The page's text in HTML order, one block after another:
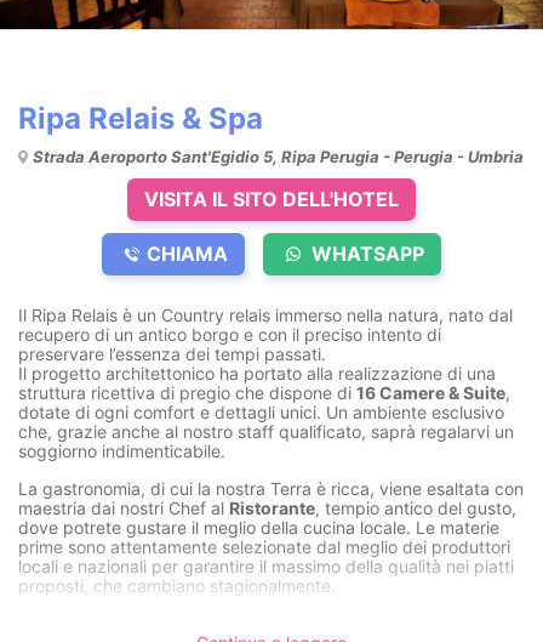
Ripa Relais & Spa
Strada Aeroporto Sant'Egidio 5, Ripa Perugia - Perugia - Umbria
VISITA IL SITO DELL'HOTEL
CHIAMA WHATSAPP
Il Ripa Relais è un Country relais immerso nella natura, nato dal
recupero di un antico borgo e con il preciso intento di
preservare l’essenza dei tempi passati.
Il progetto architettonico ha portato alla realizzazione di una
struttura ricettiva di pregio che dispone di 16 Camere & Suite,
dotate di ogni comfort e dettagli unici. Un ambiente esclusivo
che, grazie anche al nostro staff qualificato, saprà regalarvi un
soggiorno indimenticabile.
La gastronomia, di cui la nostra Terra è ricca, viene esaltata con
maestria dai nostri Chef al Ristorante, tempio antico del gusto,
dove potrete gustare il meglio della cucina locale. Le materie
prime sono attentamente selezionate dal meglio dei produttori
locali e nazionali per garantire il massimo della qualità nei piatti
proposti, che cambiano stagionalmente.